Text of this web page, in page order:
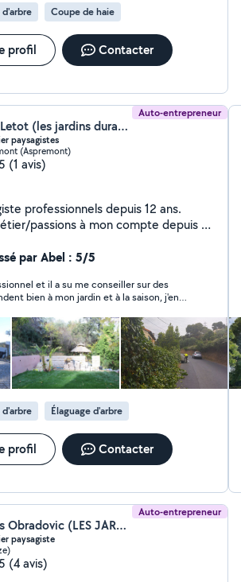
Coupe de haie
profil Contacter
Auto-entrepreneur
Tom Letot (les jardins durables)
paysagistes
(Aspremont)
(1 avis)
professionnels depuis 12 ans.
passions à mon compte depuis 6
des : Plantes bio-
fruitières / Compréhension du sol /
/ Pépiniériste végétal local/
etc.. Équipé pour touts
je réalise: Entretiens de jardins
automatique
comestible (
Réalisation de travaux
terrasse etc..) Je met en
faire autour du vivant, afin de réaliser
les plus adéquates avec
( Respect du végétal, plantations
Site internet :
projet
par Abel : 5/5
et il a su me conseiller sur des
bien à mon jardin et à la saison, j'en
Élaguage d'arbre
profil Contacter
Auto-entrepreneur
Alexis Obradovic (LES JARDINS D'ALEX)
paysagiste
(4 avis)